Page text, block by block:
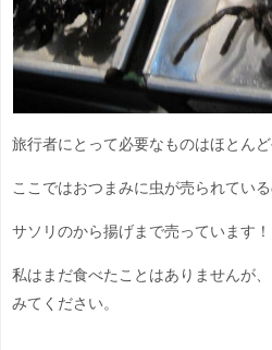
旅行者にとって必要なものはほとん
ここではおつまみに虫が売られている
サソリのから揚げまで売っています！
私はまだ食べたことはありませんが
みてください。